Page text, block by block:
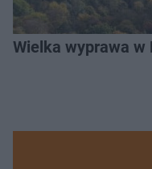
Wielka wyprawa w